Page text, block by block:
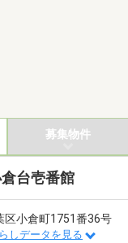
募集物件
台壱番館
区小倉町1751番36号
しデータを見る